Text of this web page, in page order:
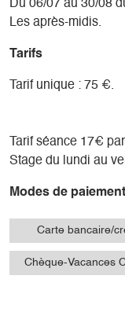
Du 06/07 au 30/08
Les après-midis.
Tarifs
Tarif unique : 75 €.
Tarif séance 17€
Stage du lundi au
Modes de paiement
Carte bancaire/
Chèque-Vacances